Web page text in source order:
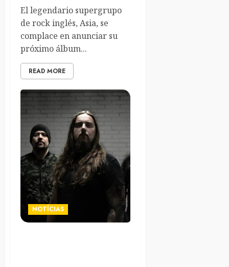
El legendario supergrupo
de rock inglés, Asia, se
complace en anunciar su
próximo álbum...
READ MORE
NOTÍCIAS